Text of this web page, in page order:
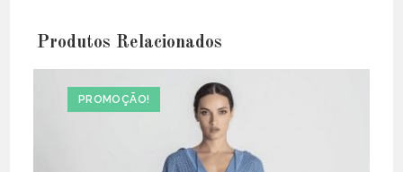
Produtos Relacionados
PROMOÇÃO!